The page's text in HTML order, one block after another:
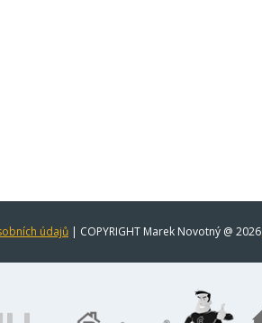
údajů | COPYRIGHT Marek Novotný @ 2026